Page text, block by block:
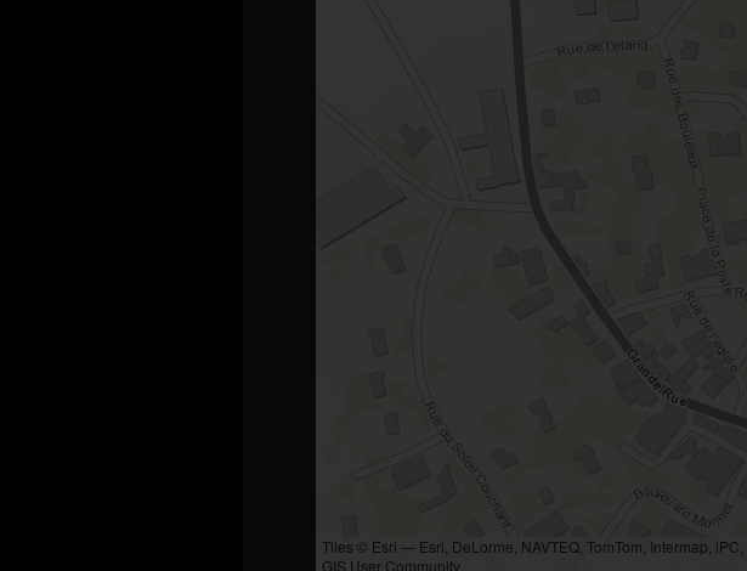
Tiles © Esri — Esri, DeLorme, NAVTEQ, TomTom, Intermap,
GIS User Community